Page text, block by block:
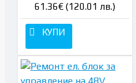
61.36€ (120.01 лв.)
КУПИ